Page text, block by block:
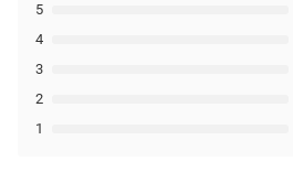
1
2
3
4
5